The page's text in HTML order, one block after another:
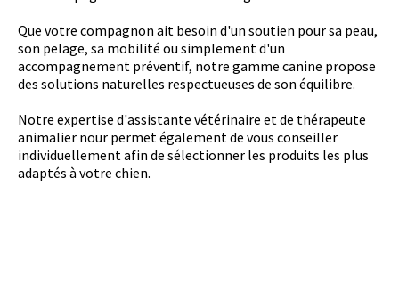
Que votre compagnon ait besoin d'un soutien pour sa peau,
son pelage, sa mobilité ou simplement d'un
accompagnement préventif, notre gamme canine propose
des solutions naturelles respectueuses de son équilibre.
Notre expertise d'assistante vétérinaire et de thérapeute
animalier nour permet également de vous conseiller
individuellement afin de sélectionner les produits les plus
adaptés à votre chien.